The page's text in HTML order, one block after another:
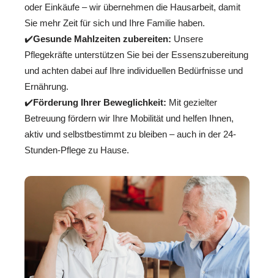
oder Einkäufe – wir übernehmen die Hausarbeit, damit
Sie mehr Zeit für sich und Ihre Familie haben.
✔️Gesunde Mahlzeiten zubereiten: Unsere
Pflegekräfte unterstützen Sie bei der Essenszubereitung
und achten dabei auf Ihre individuellen Bedürfnisse und
Ernährung.
✔️Förderung Ihrer Beweglichkeit: Mit gezielter
Betreuung fördern wir Ihre Mobilität und helfen Ihnen,
aktiv und selbstbestimmt zu bleiben – auch in der 24-
Stunden-Pflege zu Hause.